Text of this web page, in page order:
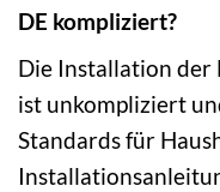
DE kompliziert?
Die Installation der
ist unkompliziert
Standards für